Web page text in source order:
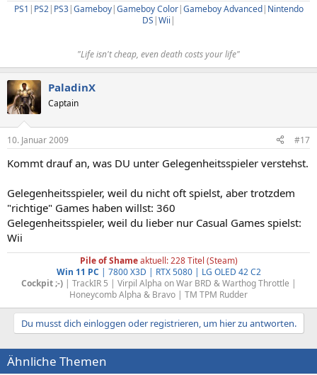
PS1 | PS2| PS3|Gameboy|Gameboy Color|Gameboy Advanced| Nintendo
DS |Wii |​
"Life isn't cheap, even death costs your life"​
PaladinX
Captain
10. Januar 2009 #17
Kommt drauf an, was DU unter Gelegenheitsspieler verstehst.
Gelegenheitsspieler, weil du nicht oft spielst, aber trotzdem
"richtige" Games haben willst: 360
Gelegenheitsspieler, weil du lieber nur Casual Games spielst:
Wii
Pile of Shameaktuell: 228 Titel (Steam)
Win 11 PC | 7800 X3D | RTX 5080 | LG OLED 42 C2
Cockpit ;-)| TrackIR 5 | Virpil Alpha on War BRD & Warthog Throttle |
Honeycomb Alpha & Bravo | TM TPM Rudder
Du musst dich einloggen oder registrieren, um hier zu antworten.
Ähnliche Themen